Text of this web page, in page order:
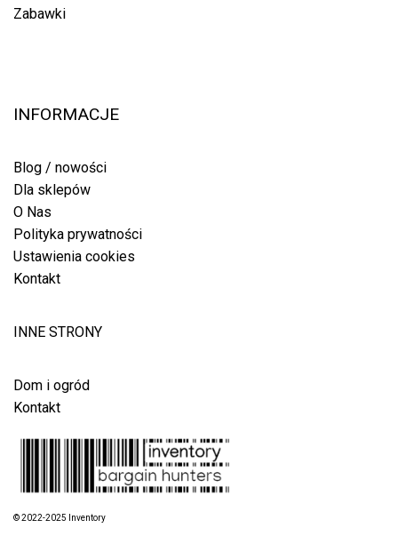
Zabawki
INFORMACJE
Blog / nowości
Dla sklepów
O Nas
Polityka prywatności
Ustawienia cookies
Kontakt
INNE STRONY
Dom i ogród
Kontakt
© 2022-2025 Inventory